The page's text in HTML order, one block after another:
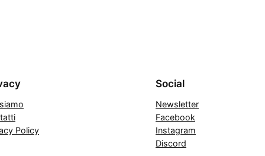
Policy
Social
Newsletter
Facebook
Instagram
Discord